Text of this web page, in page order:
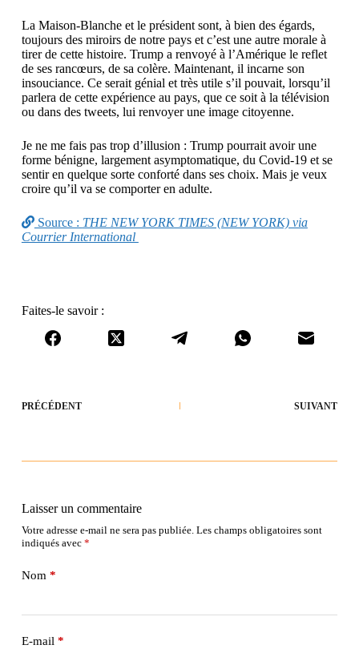
La Maison-Blanche et le président sont, à bien des égards,
toujours des miroirs de notre pays et c’est une autre morale à
tirer de cette histoire. Trump a renvoyé à l’Amérique le reflet
de ses rancœurs, de sa colère. Maintenant, il incarne son
insouciance. Ce serait génial et très utile s’il pouvait, lorsqu’il
parlera de cette expérience au pays, que ce soit à la télévision
ou dans des tweets, lui renvoyer une image citoyenne.
Je ne me fais pas trop d’illusion : Trump pourrait avoir une
forme bénigne, largement asymptomatique, du Covid-19 et se
sentir en quelque sorte conforté dans ses choix. Mais je veux
croire qu’il va se comporter en adulte.
Source : THE NEW YORK TIMES (NEW YORK) via
Courrier International
Faites-le savoir :
PRÉCÉDENT SUIVANT
Laisser un commentaire
Votre adresse e-mail ne sera pas publiée. Les champs obligatoires sont
indiqués avec *
Nom*
E-mail*